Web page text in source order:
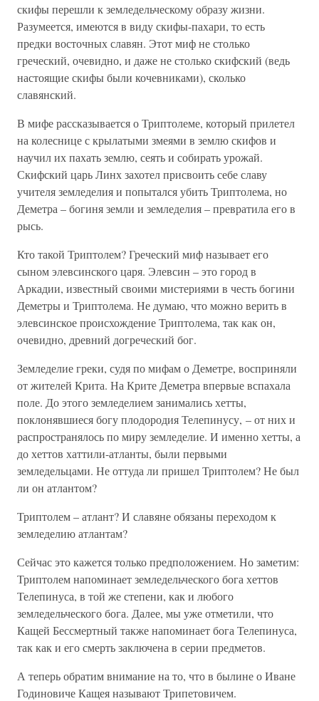
скифы перешли к земледельческому образу жизни.
Разумеется, имеются в виду скифы-пахари, то есть
предки восточных славян. Этот миф не столько
греческий, очевидно, и даже не столько скифский (ведь
настоящие скифы были кочевниками), сколько
славянский.
В мифе рассказывается о Триптолеме, который прилетел
на колеснице с крылатыми змеями в землю скифов и
научил их пахать землю, сеять и собирать урожай.
Скифский царь Линх захотел присвоить себе славу
учителя земледелия и попытался убить Триптолема, но
Деметра – богиня земли и земледелия – превратила его в
рысь.
Кто такой Триптолем? Греческий миф называет его
сыном элевсинского царя. Элевсин – это город в
Аркадии, известный своими мистериями в честь богини
Деметры и Триптолема. Не думаю, что можно верить в
элевсинское происхождение Триптолема, так как он,
очевидно, древний догреческий бог.
Земледелие греки, судя по мифам о Деметре, восприняли
от жителей Крита. На Крите Деметра впервые вспахала
поле. До этого земледелием занимались хетты,
поклонявшиеся богу плодородия Телепинусу, – от них и
распространялось по миру земледелие. И именно хетты, а
до хеттов хаттили-атланты, были первыми
земледельцами. Не оттуда ли пришел Триптолем? Не был
ли он атлантом?
Триптолем – атлант? И славяне обязаны переходом к
земледелию атлантам?
Сейчас это кажется только предположением. Но заметим:
Триптолем напоминает земледельческого бога хеттов
Телепинуса, в той же степени, как и любого
земледельческого бога. Далее, мы уже отметили, что
Кащей Бессмертный также напоминает бога Телепинуса,
так как и его смерть заключена в серии предметов.
А теперь обратим внимание на то, что в былине о Иване
Годиновиче Кащея называют Трипетовичем.